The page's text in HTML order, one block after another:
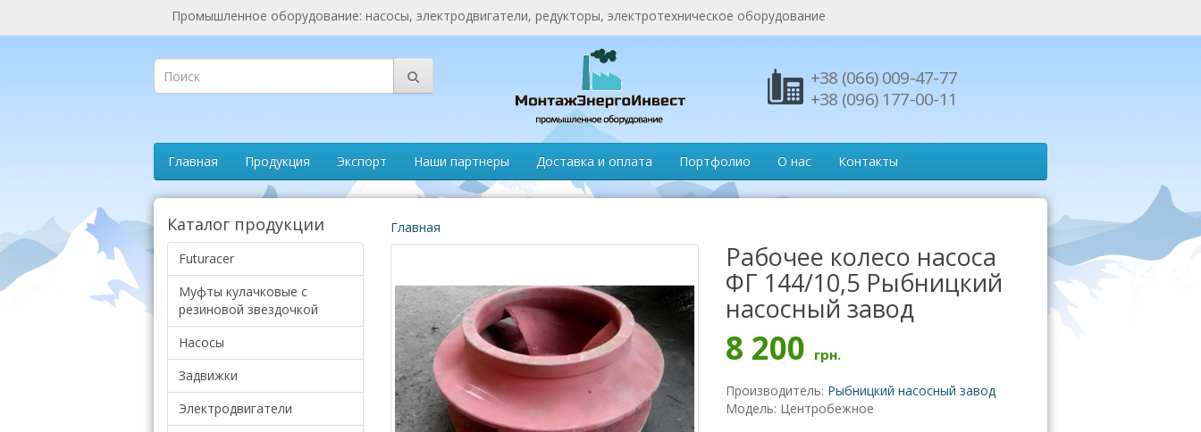
Промышленное оборудование: насосы, электродвигатели, редукторы, электротехническое оборудование
+38 (066) 009-47-77
+38 (096) 177-00-11
Главная Продукция Экспорт Наши партнеры Доставка и оплата Портфолио О нас Контакты
Каталог продукции
Futuracer
Муфты кулачковые с
резиновой звездочкой
Насосы
Задвижки
Электродвигатели
Главная
Рабочее колесо насоса
ФГ 144/10,5 Рыбницкий
насосный завод
8 200 грн.
Производитель: Рыбницкий насосный завод
Модель: Центробежное